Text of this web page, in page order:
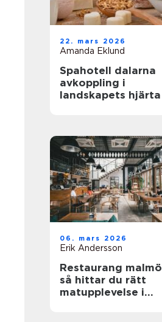
22. mars 2026
Amanda Eklund
Spahotell dalarna
avkoppling i
landskapets hjärta
06. mars 2026
Erik Andersson
Restaurang malmö
så hittar du rätt
matupplevelse i